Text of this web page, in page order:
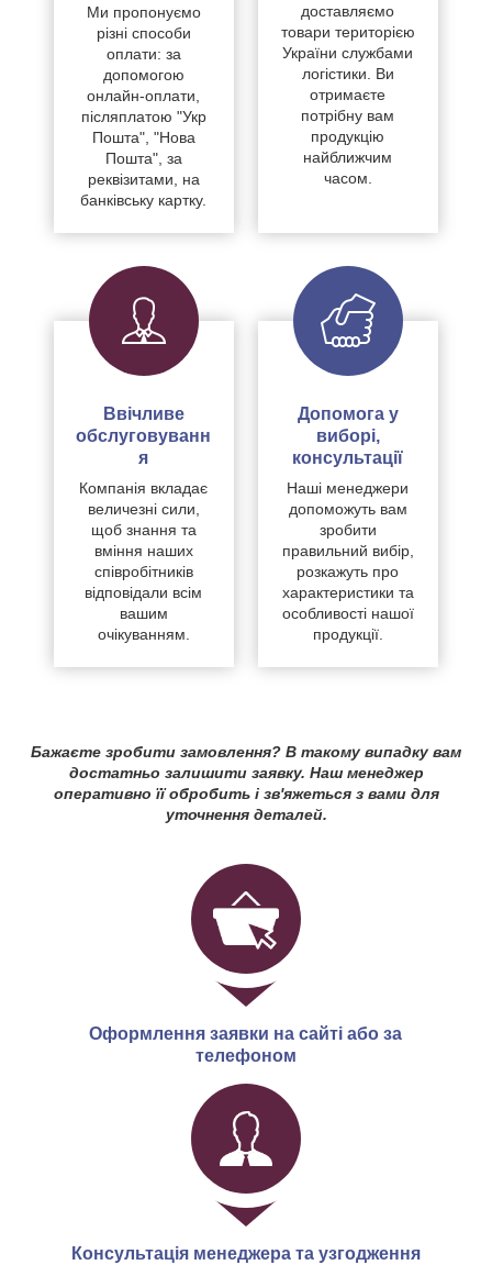
Ми пропонуємо
різні способи
оплати: за
допомогою
онлайн-оплати,
післяплатою "Укр
Пошта", "Нова
Пошта", за
реквізитами, на
банківську картку.
доставляємо
товари територією
України службами
логістики. Ви
отримаєте
потрібну вам
продукцію
найближчим
часом.
Ввічливе
обслуговуванн
я
Компанія вкладає
величезні сили,
щоб знання та
вміння наших
співробітників
відповідали всім
вашим
очікуванням.
Допомога у
виборі,
консультації
Наші менеджери
допоможуть вам
зробити
правильний вибір,
розкажуть про
характеристики та
особливості нашої
продукції.
Бажаєте зробити замовлення? В такому випадку вам
достатньо залишити заявку. Наш менеджер
оперативно її обробить і зв'яжеться з вами для
уточнення деталей.
Оформлення заявки на сайті або за
телефоном
Консультація менеджера та узгодження